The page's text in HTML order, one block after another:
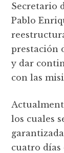
Secretario
Pablo
prestación
y dar
con las
los cuales
cuatro días